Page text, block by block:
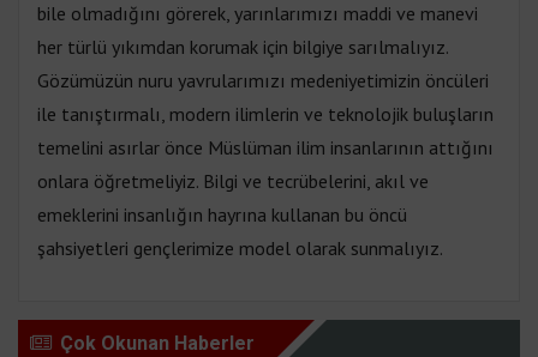
bile olmadığını görerek, yarınlarımızı maddi ve manevi
her türlü yıkımdan korumak için bilgiye sarılmalıyız.
Gözümüzün nuru yavrularımızı medeniyetimizin öncüleri
ile tanıştırmalı, modern ilimlerin ve teknolojik buluşların
temelini asırlar önce Müslüman ilim insanlarının attığını
onlara öğretmeliyiz. Bilgi ve tecrübelerini, akıl ve
emeklerini insanlığın hayrına kullanan bu öncü
şahsiyetleri gençlerimize model olarak sunmalıyız.
Çok Okunan Haberler